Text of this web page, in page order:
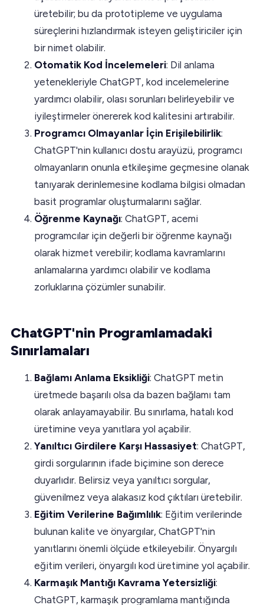
üretebilir; bu da prototipleme ve uygulama
süreçlerini hızlandırmak isteyen geliştiriciler için
bir nimet olabilir.
Otomatik Kod İncelemeleri: Dil anlama
yetenekleriyle ChatGPT, kod incelemelerine
yardımcı olabilir, olası sorunları belirleyebilir ve
iyileştirmeler önererek kod kalitesini artırabilir.
Programcı Olmayanlar İçin Erişilebilirlik:
ChatGPT'nin kullanıcı dostu arayüzü, programcı
olmayanların onunla etkileşime geçmesine olanak
tanıyarak derinlemesine kodlama bilgisi olmadan
basit programlar oluşturmalarını sağlar.
Öğrenme Kaynağı: ChatGPT, acemi
programcılar için değerli bir öğrenme kaynağı
olarak hizmet verebilir; kodlama kavramlarını
anlamalarına yardımcı olabilir ve kodlama
zorluklarına çözümler sunabilir.
ChatGPT'nin Programlamadaki
Sınırlamaları
Bağlamı Anlama Eksikliği: ChatGPT metin
üretmede başarılı olsa da bazen bağlamı tam
olarak anlayamayabilir. Bu sınırlama, hatalı kod
üretimine veya yanıtlara yol açabilir.
Yanıltıcı Girdilere Karşı Hassasiyet: ChatGPT,
girdi sorgularının ifade biçimine son derece
duyarlıdır. Belirsiz veya yanıltıcı sorgular,
güvenilmez veya alakasız kod çıktıları üretebilir.
Eğitim Verilerine Bağımlılık: Eğitim verilerinde
bulunan kalite ve önyargılar, ChatGPT'nin
yanıtlarını önemli ölçüde etkileyebilir. Önyargılı
eğitim verileri, önyargılı kod üretimine yol açabilir.
Karmaşık Mantığı Kavrama Yetersizliği:
ChatGPT, karmaşık programlama mantığında